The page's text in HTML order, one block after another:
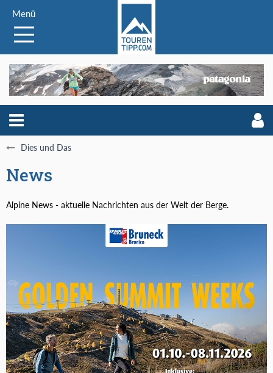
Menü
Dies und Das
News
Alpine News - aktuelle Nachrichten aus der Welt der Berge.